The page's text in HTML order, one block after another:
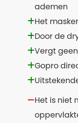
ademen
Het
Door de
Vergt
Gopro
Het is niet